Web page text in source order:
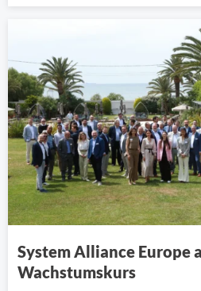
System Alliance Europe
Wachstumskurs